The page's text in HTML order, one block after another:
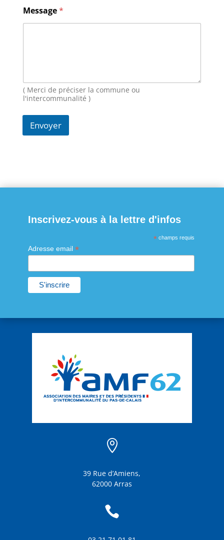
a
g
e
Message*
( Merci de préciser la commune ou
l'intercommunalité )
Envoyer
Inscrivez-vous à la lettre d'infos
* champs requis
Adresse email *

39 Rue d’Amiens,
62000 Arras
